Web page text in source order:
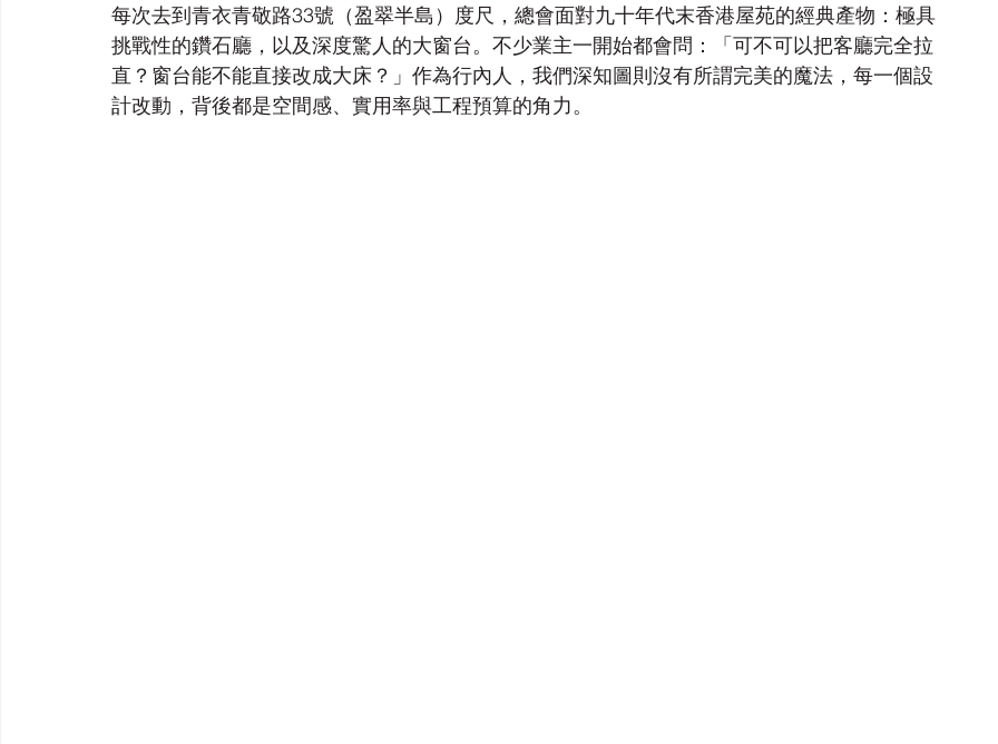
每次去到青衣青敬路33號（盈翠半島）度尺，總會面對九十年代末香港屋苑的經典產物：極具
挑戰性的鑽石廳，以及深度驚人的大窗台。不少業主一開始都會問：「可不可以把客廳完全拉
直？窗台能不能直接改成大床？」作為行內人，我們深知圖則沒有所謂完美的魔法，每一個設
計改動，背後都是空間感、實用率與工程預算的角力。